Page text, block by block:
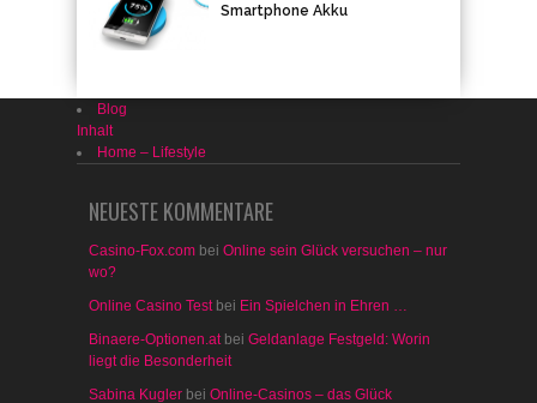
Smartphone Akku
Blog
Inhalt
Home – Lifestyle
NEUESTE KOMMENTARE
Casino-Fox.com bei Online sein Glück versuchen – nur
wo?
Online Casino Testbei Ein Spielchen in Ehren …
Binaere-Optionen.atbei Geldanlage Festgeld: Worin
liegt die Besonderheit
Sabina Kugler bei Online-Casinos – das Glück